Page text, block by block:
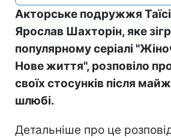
Акторське подружжя
Ярослав Шахторін, яке
популярному серіалі
Нове життя", розповіло
своїх стосунків після
шлюбі.
Детальніше про це